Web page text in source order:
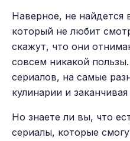
Наверное, не найдется
который не любит
скажут, что они
совсем никакой
сериалов, на самые
кулинарии и
Но знаете ли вы, что
сериалы, которые